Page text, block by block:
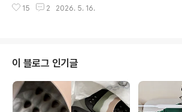
버튼 부분이나 목 부분까지 같이 닦아주면 훨씬 깔끔해 보
틀 관리 안하고 쓰는 경우가 많더라고요. 자칫 방심하면 세
기가 남은 상태로 냉동실에 넣는 일이 많다보니 곰팡이나
세균이 생기기 쉬운 환경에 노출이 되는데요. 영하라고 해
서 위생 문제가 완전히 사라지지 않아요. 그래서 저는 얼음
새로 얼리기 전에 한번씩 간단하게 소독해서 사용하고 있
어요. 방법도 번거롭지 않고 집에 있는 재료로 쉽게 할 수
15 2 2026. 5. 16.
이 블로그 인기글